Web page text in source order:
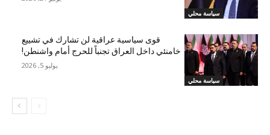
سياسة محلي
سياسة محلي
قوى سياسية عراقية لن تشارك في تشييع
خامنئي داخل العراق تجنباً للحرج أمام واشنطن!
يوليو 5, 2026